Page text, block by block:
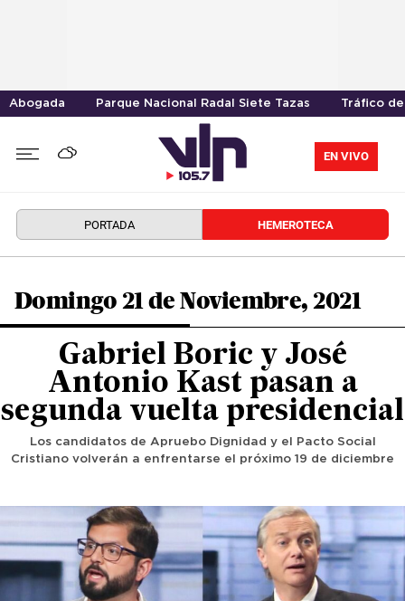
Abogada Parque Nacional Radal Siete Tazas Tráfico
EN VIVO
PORTADA HEMEROTECA
Domingo 21 de Noviembre, 2021
Gabriel Boric y José
Antonio Kast pasan a
segunda vuelta presidencial
Los candidatos de Apruebo Dignidad y el Pacto Social
Cristiano volverán a enfrentarse el próximo 19 de diciembre